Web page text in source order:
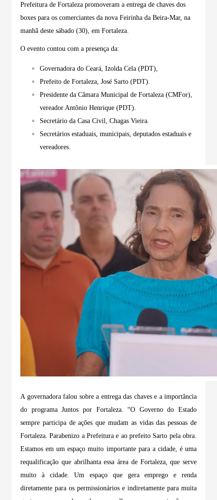
Prefeitura de Fortaleza promoveram a entrega de chaves dos
boxes para os comerciantes da nova Feirinha da Beira-Mar, na
manhã deste sábado (30), em Fortaleza.
O evento contou com a presença da:
Governadora do Ceará, Izolda Cela (PDT),
Prefeito de Fortaleza, José Sarto (PDT).
Presidente da Câmara Municipal de Fortaleza (CMFor),
vereador Antônio Henrique (PDT).
Secretário da Casa Civil, Chagas Vieira.
Secretários estaduais, municipais, deputados estaduais e
vereadores.
A governadora falou sobre a entrega das chaves e a importância
do programa Juntos por Fortaleza. “O Governo do Estado
sempre participa de ações que mudam as vidas das pessoas de
Fortaleza. Parabenizo a Prefeitura e ao prefeito Sarto pela obra.
Estamos em um espaço muito importante para a cidade, é uma
requalificação que abrilhanta essa área de Fortaleza, que serve
muito à cidade. Um espaço que gera emprego e renda
diretamente para os permissionários e indiretamente para muita